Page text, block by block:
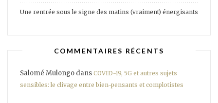
Une rentrée sous le signe des matins (vraiment) énergisants
COMMENTAIRES RÉCENTS
Salomé Mulongo dans COVID-19, 5G et autres sujets
sensibles: le clivage entre bien-pensants et complotistes